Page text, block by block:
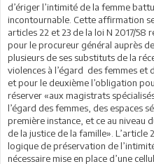
d’ériger l’intimité de la femme
incontournable. Cette affirmation
articles 22 et 23 de la loi N 2017/
pour le procureur général auprès
plusieurs de ses substituts de la
violences à l’égard des femmes et
et pour le deuxième l’obligation
réserver «aux magistrats
l’égard des femmes, des espaces
première instance, et ce au niveau
de la justice de la famille».
logique de préservation de
nécessaire mise en place d’une